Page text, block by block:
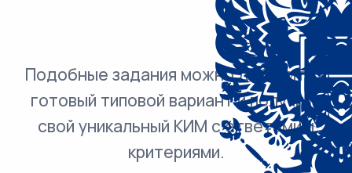
Подобные задания можно добавить в
готовый типовой вариант и получить
свой уникальный КИМ с ответами и
критериями.